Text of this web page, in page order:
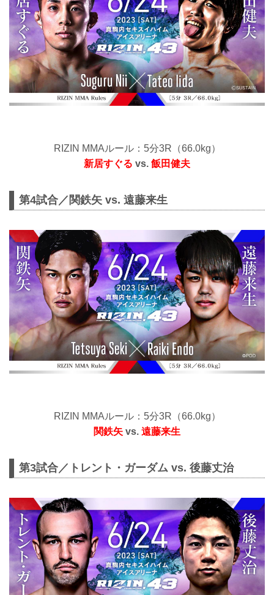
RIZIN MMAルール：5分3R（66.0kg）
新居すぐる vs. 飯田健夫
第4試合／関鉄矢 vs. 遠藤来生
RIZIN MMAルール：5分3R（66.0kg）
関鉄矢 vs. 遠藤来生
第3試合／トレント・ガーダム vs. 後藤丈治